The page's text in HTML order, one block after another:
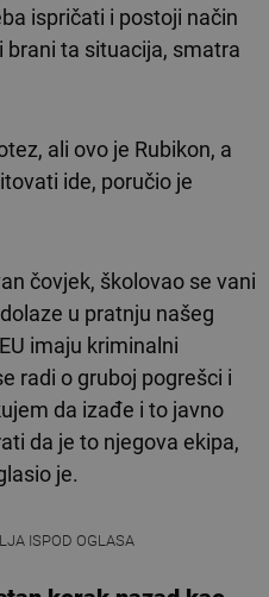
ispričati i postoji način
brani ta situacija, smatra
ali ovo je Rubikon, a
ide, poručio je
čovjek, školovao se vani
u pratnju našeg
imaju kriminalni
radi o gruboj pogrešci i
da izađe i to javno
da je to njegova ekipa,
je.
ISPOD OGLASA